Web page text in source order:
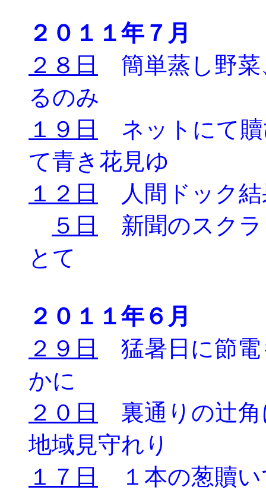
２０１１年７月
２８日
簡単蒸し野菜
るのみ
１９日
ネットにて贖
て青き花見ゆ
１２日
人間ドック結
５日
新聞のスクラ
とて
２０１１年６月
２９日
猛暑日に節電
かに
２０日
裏通りの辻角
地域見守れり
１７日
１本の葱贖い